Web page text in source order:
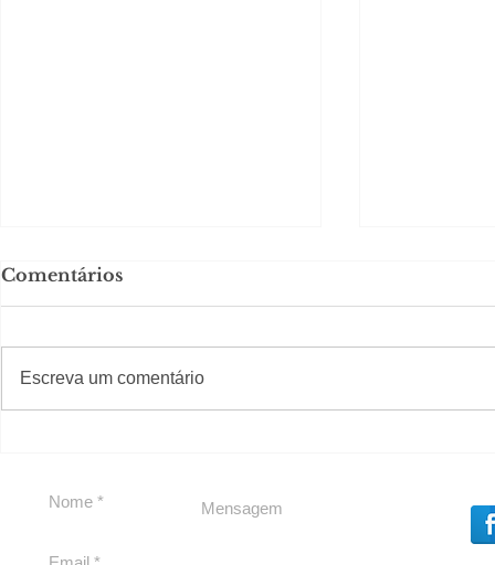
Comentários
Escreva um comentário